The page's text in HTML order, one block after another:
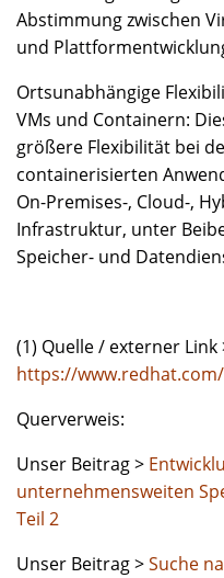
Abstimmung zwischen
und
Ortsunabhängige
VMs und Containern:
größere Flexibilität bei
containerisierten
On-Premises-, Cloud-,
Infrastruktur, unter
Speicher- und
(1) Quelle / externer Link
https://
Querverweis:
Unser Beitrag >
unternehmensweiten
Teil 2
Unser Beitrag >Suche